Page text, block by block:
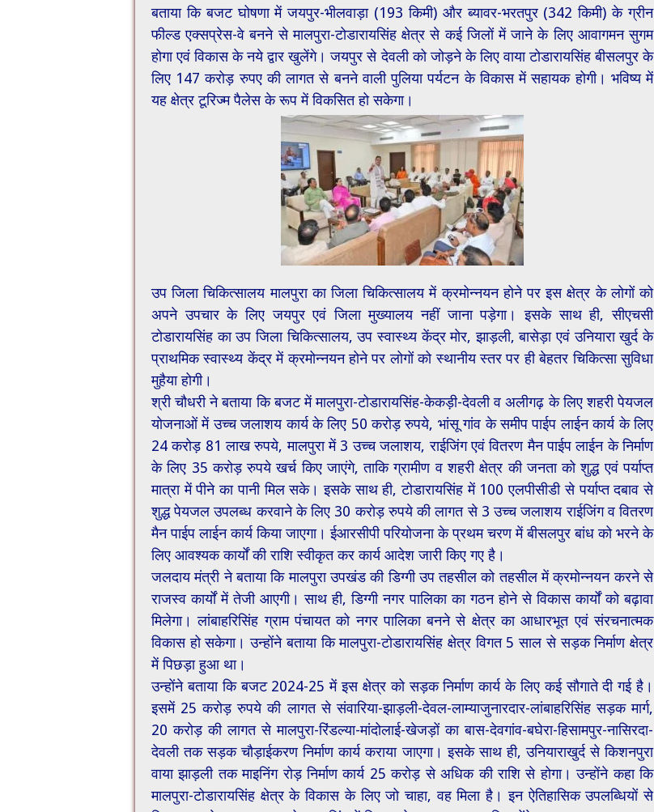
बताया कि बजट घोषणा में जयपुर-भीलवाड़ा (193 किमी) और ब्यावर-भरतपुर (342 किमी) के ग्रीन
फील्ड एक्सप्रेस-वे बनने से मालपुरा-टोडारायसिंह क्षेत्र से कई जिलों में जाने के लिए आवागमन सुगम
होगा एवं विकास के नये द्वार खुलेंगे। जयपुर से देवली को जोड़ने के लिए वाया टोडारायसिंह बीसलपुर के
लिए 147 करोड़ रुपए की लागत से बनने वाली पुलिया पर्यटन के विकास में सहायक होगी। भविष्य में
यह क्षेत्र टूरिज्म पैलेस के रूप में विकसित हो सकेगा।
उप जिला चिकित्सालय मालपुरा का जिला चिकित्सालय में क्रमोन्नयन होने पर इस क्षेत्र के लोगों को
अपने उपचार के लिए जयपुर एवं जिला मुख्यालय नहीं जाना पड़ेगा। इसके साथ ही, सीएचसी
टोडारायसिंह का उप जिला चिकित्सालय, उप स्वास्थ्य केंद्र मोर, झाड़ली, बासेड़ा एवं उनियारा खुर्द के
प्राथमिक स्वास्थ्य केंद्र में क्रमोन्नयन होने पर लोगों को स्थानीय स्तर पर ही बेहतर चिकित्सा सुविधा
मुहैया होगी।
श्री चौधरी ने बताया कि बजट में मालपुरा-टोडारायसिंह-केकड़ी-देवली व अलीगढ़ के लिए शहरी पेयजल
योजनाओं में उच्च जलाशय कार्य के लिए 50 करोड़ रुपये, भांसू गांव के समीप पाईप लाईन कार्य के लिए
24 करोड़ 81 लाख रुपये, मालपुरा में 3 उच्च जलाशय, राईजिंग एवं वितरण मैन पाईप लाईन के निर्माण
के लिए 35 करोड़ रुपये खर्च किए जाएंगे, ताकि ग्रामीण व शहरी क्षेत्र की जनता को शुद्ध एवं पर्याप्त
मात्रा में पीने का पानी मिल सके। इसके साथ ही, टोडारायसिंह में 100 एलपीसीडी से पर्याप्त दबाव से
शुद्ध पेयजल उपलब्ध करवाने के लिए 30 करोड़ रुपये की लागत से 3 उच्च जलाशय राईजिंग व वितरण
मैन पाईप लाईन कार्य किया जाएगा। ईआरसीपी परियोजना के प्रथम चरण में बीसलपुर बांध को भरने के
लिए आवश्यक कार्यों की राशि स्वीकृत कर कार्य आदेश जारी किए गए है।
जलदाय मंत्री ने बताया कि मालपुरा उपखंड की डिग्गी उप तहसील को तहसील में क्रमोन्नयन करने से
राजस्व कार्यों में तेजी आएगी। साथ ही, डिग्गी नगर पालिका का गठन होने से विकास कार्यों को बढ़ावा
मिलेगा। लांबाहरिसिंह ग्राम पंचायत को नगर पालिका बनने से क्षेत्र का आधारभूत एवं संरचनात्मक
विकास हो सकेगा। उन्होंने बताया कि मालपुरा-टोडारायसिंह क्षेत्र विगत 5 साल से सड़क निर्माण क्षेत्र
में पिछड़ा हुआ था।
उन्होंने बताया कि बजट 2024-25 में इस क्षेत्र को सड़क निर्माण कार्य के लिए कई सौगाते दी गई है।
इसमें 25 करोड़ रुपये की लागत से संवारिया-झाड़ली-देवल-लाम्याजुनारदार-लांबाहरिसिंह सड़क मार्ग,
20 करोड़ की लागत से मालपुरा-रिंडल्या-मांदोलाई-खेजड़ों का बास-देवगांव-बघेरा-हिसामपुर-नासिरदा-
देवली तक सड़क चौड़ाईकरण निर्माण कार्य कराया जाएगा। इसके साथ ही, उनियाराखुर्द से किशनपुरा
वाया झाड़ली तक माइनिंग रोड़ निर्माण कार्य 25 करोड़ से अधिक की राशि से होगा। उन्होंने कहा कि
मालपुरा-टोडारायसिंह क्षेत्र के विकास के लिए जो चाहा, वह मिला है। इन ऐतिहासिक उपलब्धियों से